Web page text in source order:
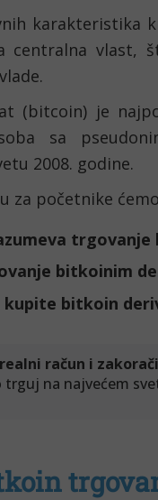
karakteristika
centralna
(bitcoin) je
sa
2008. godine.
za početnike
bitkoinim
kupite bitkoin